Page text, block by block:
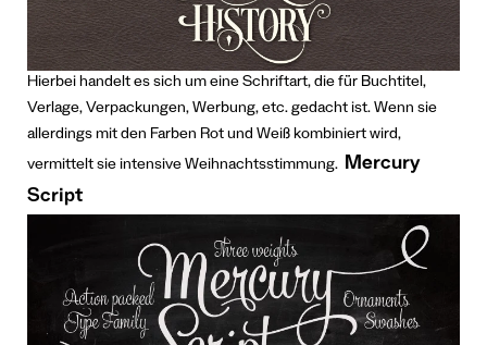
Hierbei handelt es sich um eine Schriftart, die für Buchtitel,
Verlage, Verpackungen, Werbung, etc. gedacht ist. Wenn sie
allerdings mit den Farben Rot und Weiß kombiniert wird,
vermittelt sie intensive Weihnachtsstimmung. Mercury
Script